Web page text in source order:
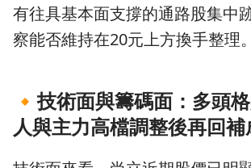
有往具基本面支撐的通路股集中
察能否維持在20元上方換手整理。
🔸技術面與籌碼面：多頭
人與主力高檔調整後再回